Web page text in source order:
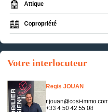
Attique
Copropriété
Votre interlocuteur
Regis JOUAN
r.jouan@cosi-
+33 4 50 42 55 08